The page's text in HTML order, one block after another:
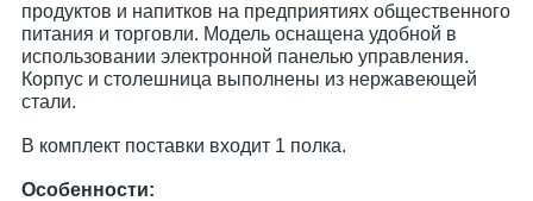
продуктов и напитков на предприятиях общественного
питания и торговли. Модель оснащена удобной в
использовании электронной панелью управления.
Корпус и столешница выполнены из нержавеющей
стали.
В комплект поставки входит 1 полка.
Особенности: